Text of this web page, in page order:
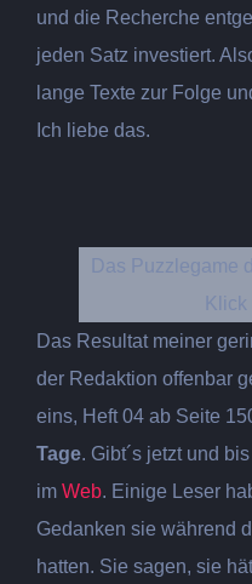
und die Recherche
jeden Satz investiert.
lange Texte zur Folge
Ich liebe das.
Das Puzzlegame
Klick
Das Resultat meiner
der Redaktion offenbar
eins, Heft 04 ab Seite
Tage. Gibt´s jetzt und
im Web. Einige Leser
Gedanken sie während
hatten. Sie sagen, sie